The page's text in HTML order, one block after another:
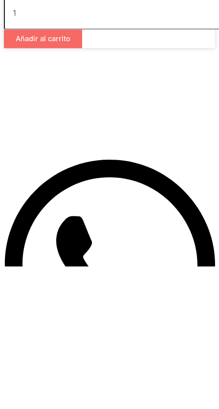
© 2026 Calma Boutique |
Añadir al carrito